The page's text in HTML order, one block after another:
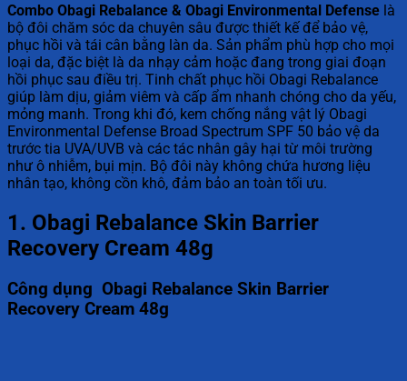
Combo Obagi Rebalance & Obagi Environmental Defense là
bộ đôi chăm sóc da chuyên sâu được thiết kế để bảo vệ,
phục hồi và tái cân bằng làn da. Sản phẩm phù hợp cho mọi
loại da, đặc biệt là da nhạy cảm hoặc đang trong giai đoạn
hồi phục sau điều trị. Tinh chất phục hồi Obagi Rebalance
giúp làm dịu, giảm viêm và cấp ẩm nhanh chóng cho da yếu,
mỏng manh. Trong khi đó, kem chống nắng vật lý Obagi
Environmental Defense Broad Spectrum SPF 50 bảo vệ da
trước tia UVA/UVB và các tác nhân gây hại từ môi trường
như ô nhiễm, bụi mịn. Bộ đôi này không chứa hương liệu
nhân tạo, không cồn khô, đảm bảo an toàn tối ưu.
1. Obagi Rebalance Skin Barrier
Recovery Cream 48g
Công dụng Obagi Rebalance Skin Barrier
Recovery Cream 48g